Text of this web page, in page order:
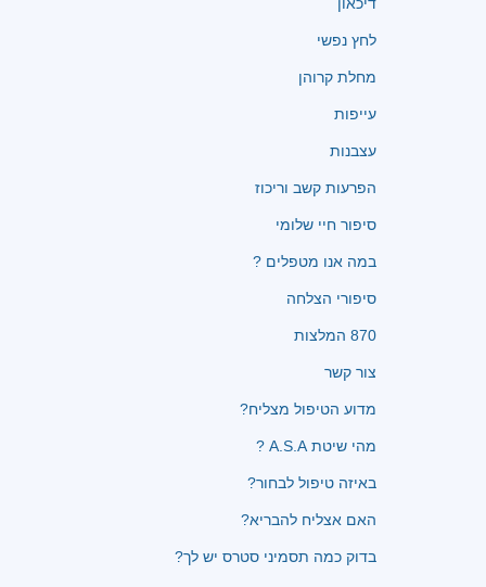
לחץ נפשי
מחלת קרוהן
עייפות
עצבנות
הפרעות קשב וריכוז
סיפור חיי שלומי
במה אנו מטפלים ?
סיפורי הצלחה
870 המלצות
צור קשר
מדוע הטיפול מצליח?
מהי שיטת A.S.A ?
באיזה טיפול לבחור?
האם אצליח להבריא?
בדוק כמה תסמיני סטרס יש לך?